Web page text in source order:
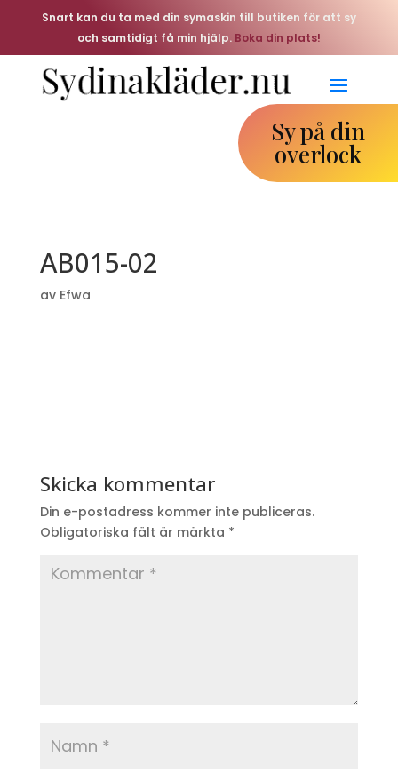
Snart kan du ta med din symaskin till butiken för att sy
och samtidigt få min hjälp. Boka din plats!
Sy på din
overlock
AB015-02
av Efwa
Skicka kommentar
Din e-postadress kommer inte publiceras.
Obligatoriska fält är märkta *